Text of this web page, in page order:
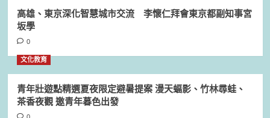
高雄、東京深化智慧城市交流 李懷仁拜會東京都副知事宮
坂學
0
文化教育
青年壯遊點精選夏夜限定避暑提案 漫天蝠影、竹林尋蛙、
茶香夜觀 邀青年暮色出發
0